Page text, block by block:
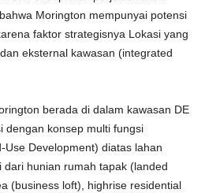
Morington mempunyai potensi
faktor strategisnya Lokasi yang
eksternal kawasan (integrated
berada di dalam kawasan DE
dengan konsep multi fungsi
Development) diatas lahan
hunian rumah tapak (landed
(business loft), highrise residential